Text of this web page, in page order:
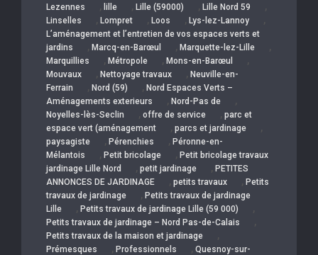
Lezennes , lille , Lille (59000) , Lille Nord 59 ,
Linselles , Lompret , Loos , Lys-lez-Lannoy ,
L’aménagement et l’entretien de vos espaces verts et
jardins
, Marcq-en-Barœul , Marquette-lez-Lille ,
Marquillies , Métropole , Mons-en-Barœul ,
Mouvaux , Nettoyage travaux , Neuville-en-
Ferrain
, Nord (59) , Nord Espaces Verts –
Aménagements exterieurs
, Nord-Pas de ,
Noyelles-lès-Seclin , offre de service , parc et
espace vert (aménagement
, parcs et jardinage ,
paysagiste , Pérenchies , Péronne-en-
Mélantois
, Petit bricolage , Petit bricolage travaux
jardinage Lille Nord
, petit jardinage , PETITES
ANNONCES DE JARDINAGE
, petits travaux , Petits
travaux de jardinage
, Petits travaux de jardinage
Lille
, Petits travaux de jardinage Lille (59 000) ,
Petits travaux de jardinage – Nord Pas-de-Calais ,
Petits travaux de la maison et jardinage ,
Prémesques , Professionnels , Quesnoy-sur-